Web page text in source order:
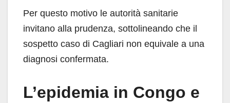
Per questo motivo le autorità sanitarie
invitano alla prudenza, sottolineando che il
sospetto caso di Cagliari non equivale a una
diagnosi confermata.
L’epidemia in Congo e